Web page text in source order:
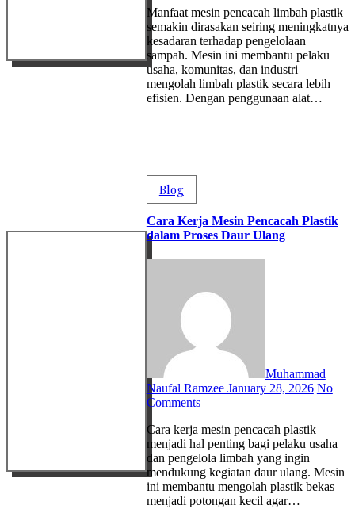
Manfaat mesin pencacah limbah plastik
semakin dirasakan seiring meningkatnya
kesadaran terhadap pengelolaan
sampah. Mesin ini membantu pelaku
usaha, komunitas, dan industri
mengolah limbah plastik secara lebih
efisien. Dengan penggunaan alat…
Blog
Cara Kerja Mesin Pencacah Plastik
dalam Proses Daur Ulang
Muhammad
Naufal Ramzee January 28, 2026 No
Comments
Cara kerja mesin pencacah plastik
menjadi hal penting bagi pelaku usaha
dan pengelola limbah yang ingin
mendukung kegiatan daur ulang. Mesin
ini membantu mengolah plastik bekas
menjadi potongan kecil agar…